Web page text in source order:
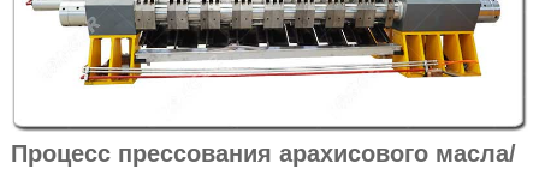
Процесс прессования арахисового масла/